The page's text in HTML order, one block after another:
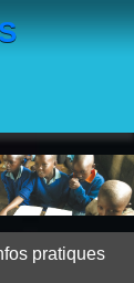
pratiques